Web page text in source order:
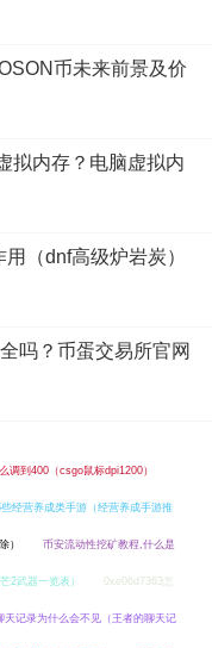
币未来前景及价
拟内存？电脑虚拟内
（dnf高级炉岩炭）
吗？币蛋交易所官网
调到400（csgo鼠标dpi1200）
经营养成类手游（经营养成手游推
） 币安流动性挖矿教程,什么是
2武器一览表） 0xe06d7363怎
天记录为什么会不见（王者的聊天记